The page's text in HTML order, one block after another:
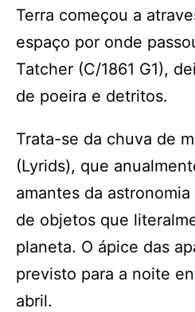
Terra começou a
espaço por onde
Tatcher (C/1861 G1),
de poeira e detritos.
Trata-se da chuva de
(Lyrids), que
amantes da
de objetos que
planeta. O ápice das
previsto para a noite
abril.